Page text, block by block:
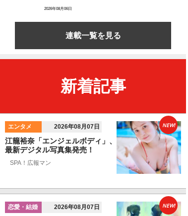
2026年08月06日
連載一覧を見る
新着記事
エンタメ 2026年08月07日
江籠裕奈「エンジェルボディ」、
最新デジタル写真集発売！
SPA！広報マン
NEW!
恋愛・結婚 2026年08月07日 NEW!